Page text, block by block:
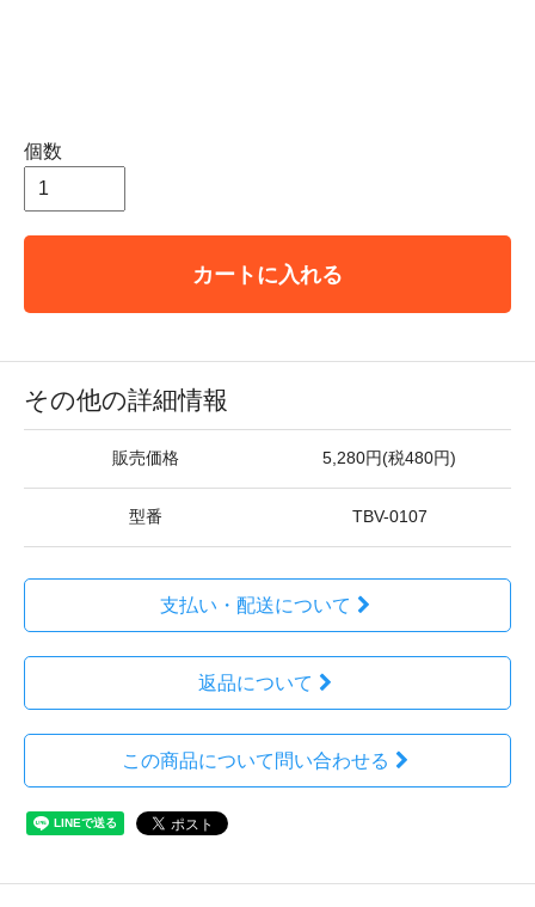
個数
カートに入れる
その他の詳細情報
販売価格 5,280円(税480円)
型番 TBV-0107
支払い・配送について
返品について
この商品について問い合わせる